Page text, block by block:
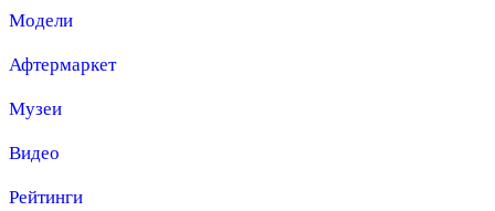
Модели
Афтермаркет
Музеи
Видео
Рейтинги